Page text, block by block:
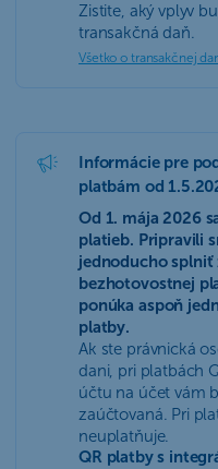
Zistite, aký vplyv
transakčná daň.
Všetko o transakčnej
Informácie pre
platbám od
Od 1. mája 2026
platieb. Pripravili
jednoducho
bezhotovostnej
ponúka aspoň
platby.
Ak ste právnická
dani, pri platbách
účtu na účet vám
zaúčtovaná. Pri
neuplatňuje.
QR platby s